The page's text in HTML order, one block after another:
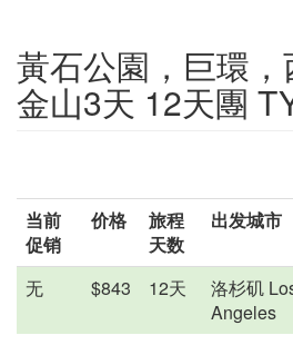
黃石公園，巨環
金山3天 12天團
当前
促销
价格
旅程
天数
出发城市
无 $843 12天
洛杉矶
Angeles